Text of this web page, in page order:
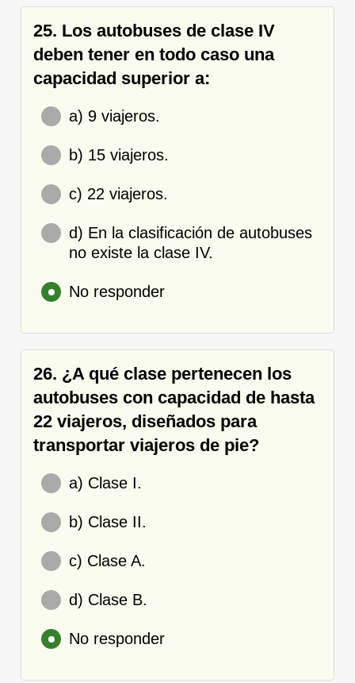
25. Los autobuses de clase IV
deben tener en todo caso una
capacidad superior a:
a) 9 viajeros.
b) 15 viajeros.
c) 22 viajeros.
d) En la clasificación de autobuses
no existe la clase IV.
No responder
26. ¿A qué clase pertenecen los
autobuses con capacidad de hasta
22 viajeros, diseñados para
transportar viajeros de pie?
a) Clase I.
b) Clase II.
c) Clase A.
d) Clase B.
No responder